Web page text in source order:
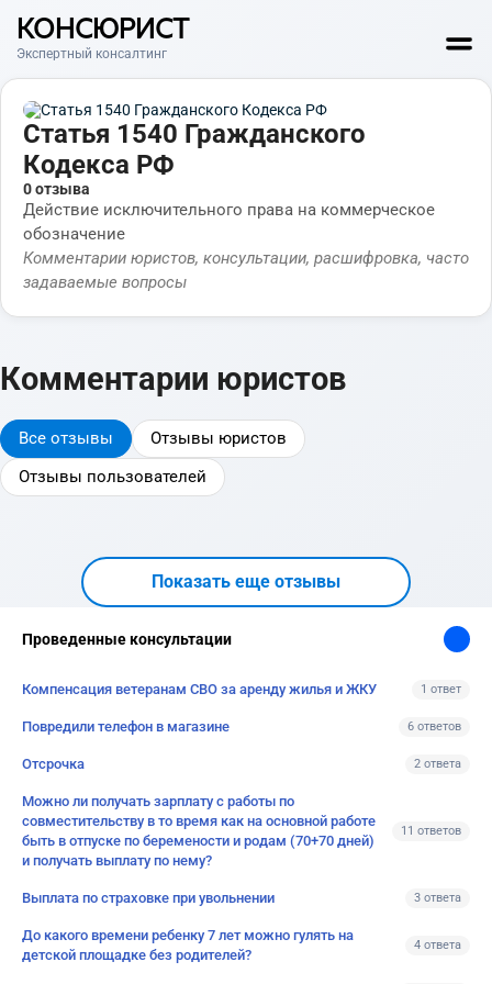
КОНСЮРИСТ
Экспертный консалтинг
Статья 1540 Гражданского
Кодекса РФ
0 отзыва
Действие исключительного права на коммерческое
обозначение
Комментарии юристов, консультации, расшифровка, часто
задаваемые вопросы
Комментарии юристов
Все отзывы
Отзывы юристов
Отзывы пользователей
Показать еще отзывы
Проведенные консультации
Компенсация ветеранам СВО за аренду жилья и ЖКУ 1 ответ
Повредили телефон в магазине 6 ответов
Отсрочка 2 ответа
Можно ли получать зарплату с работы по
совместительству в то время как на основной работе
быть в отпуске по беремености и родам (70+70 дней)
и получать выплату по нему?
11 ответов
Выплата по страховке при увольнении 3 ответа
До какого времени ребенку 7 лет можно гулять на
детской площадке без родителей?
4 ответа